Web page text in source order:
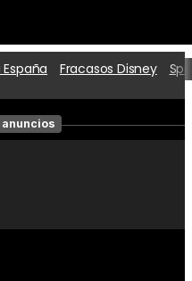
Cartelera
Fracasos Disney